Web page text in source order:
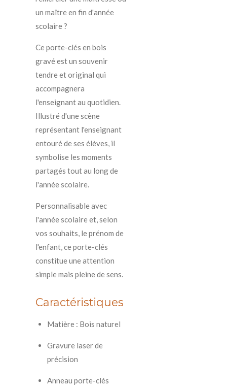
un maître en fin d'année
scolaire ?
Ce porte-clés en bois
gravé est un souvenir
tendre et original qui
accompagnera
l'enseignant au quotidien.
Illustré d'une scène
représentant l'enseignant
entouré de ses élèves, il
symbolise les moments
partagés tout au long de
l'année scolaire.
Personnalisable avec
l'année scolaire et, selon
vos souhaits, le prénom de
l'enfant, ce porte-clés
constitue une attention
simple mais pleine de sens.
Caractéristiques
Matière : Bois naturel
Gravure laser de
précision
Anneau porte-clés